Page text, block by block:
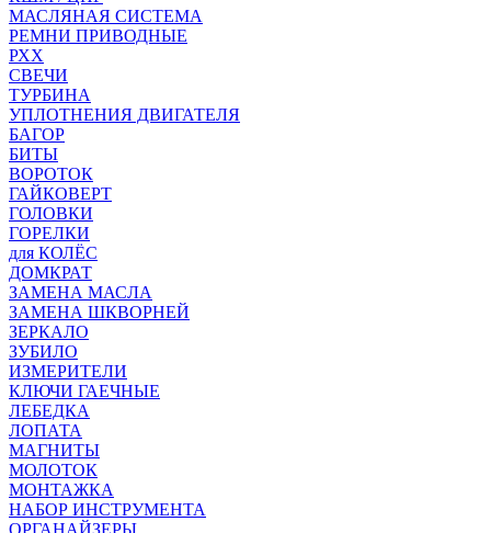
МАСЛЯНАЯ СИСТЕМА
РЕМНИ ПРИВОДНЫЕ
РХХ
СВЕЧИ
ТУРБИНА
УПЛОТНЕНИЯ ДВИГАТЕЛЯ
БАГОР
БИТЫ
ВОРОТОК
ГАЙКОВЕРТ
ГОЛОВКИ
ГОРЕЛКИ
для КОЛЁС
ДОМКРАТ
ЗАМЕНА МАСЛА
ЗАМЕНА ШКВОРНЕЙ
ЗЕРКАЛО
ЗУБИЛО
ИЗМЕРИТЕЛИ
КЛЮЧИ ГАЕЧНЫЕ
ЛЕБЕДКА
ЛОПАТА
МАГНИТЫ
МОЛОТОК
МОНТАЖКА
НАБОР ИНСТРУМЕНТА
ОРГАНАЙЗЕРЫ